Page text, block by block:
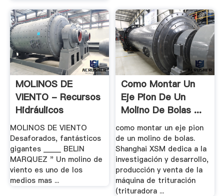
MOLINOS DE
VIENTO - Recursos
Hidráulicos
MOLINOS DE VIENTO
Desaforados, fantásticos
gigantes _____ BELIN
MARQUEZ " Un molino de
viento es uno de los
medios mas ...
Como Montar Un
Eje Pion De Un
Molino De Bolas ...
como montar un eje pion
de un molino de bolas.
Shanghai XSM dedica a la
investigación y desarrollo,
producción y venta de la
máquina de trituración
(trituradora ...